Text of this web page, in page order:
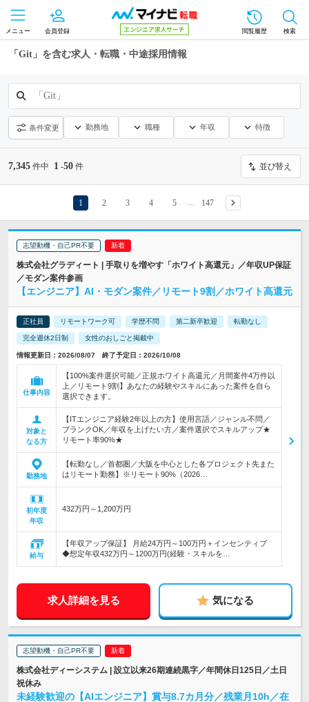
メニュー 会員登録 閲覧履歴 検索
「Git」を含む求人・転職・中途採用情報
「Git」
条件変更 勤務地 職種 年収 特徴
7,345 件中 1 -50 件 並び替え
1 2 3 4 5 147
志望動機・自己PR不要
株式会社グラディート | 手取りを増やす「ホワイト高還元」／年収UP保証
／モダン案件参画
【エンジニア】AI・モダン案件／リモート9割／ホワイト高還元
正社員 リモートワーク可 学歴不問 第二新卒歓迎 転勤なし
完全週休2日制 女性のおしごと掲載中
情報更新日：2026/08/07 終了予定日：2026/10/08
仕事内容
【100%案件選択可能／正規ホワイト高還元／月間案件4万件以
上／リモート9割】あなたの経験やスキルにあった案件を自ら
選択できます。
対象と
なる方
【ITエンジニア経験2年以上の方】使用言語／ジャンル不問／
ブランクOK／年収を上げたい方／案件選択でスキルアップ★
リモート率90%★
勤務地
【転勤なし／首都圏／大阪を中心とした各プロジェクト先また
はリモート勤務】※リモート90%（2026…
初年度
年収
432万円～1,200万円
給与
【年収アップ保証】 月給24万円～100万円＋インセンティブ
◆想定年収432万円～1200万円(経験・スキルを…
求人詳細を見る 気になる
志望動機・自己PR不要
株式会社ディーシステム | 設立以来26期連続黒字／年間休日125日／土日
祝休み
未経験歓迎の【AIエンジニア】賞与8.7カ月分／残業月10h／在